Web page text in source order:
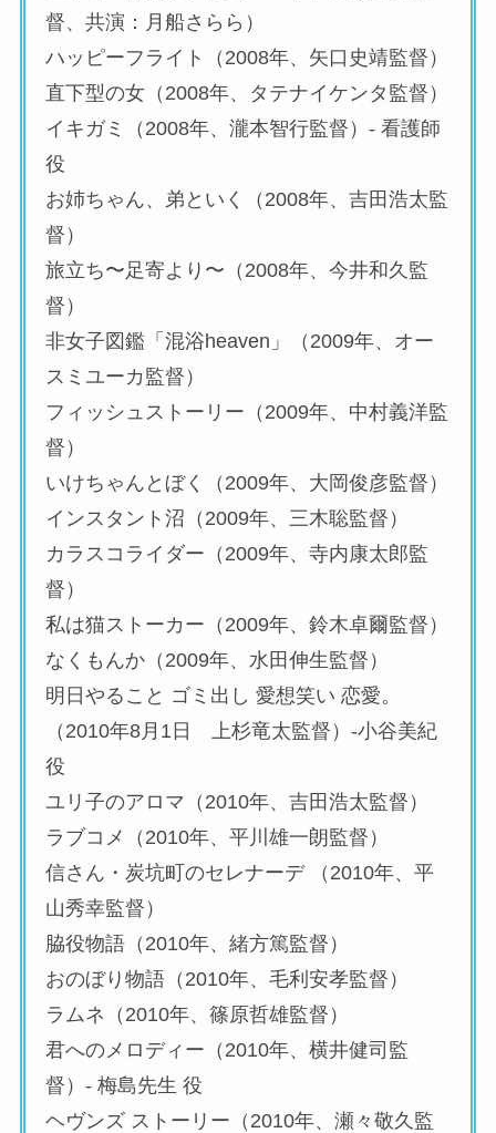
督、共演：月船さらら）
ハッピーフライト（2008年、矢口史靖監督）
直下型の女（2008年、タテナイケンタ監督）
イキガミ（2008年、瀧本智行監督）- 看護師
役
お姉ちゃん、弟といく（2008年、吉田浩太監
督）
旅立ち〜足寄より〜（2008年、今井和久監
督）
非女子図鑑「混浴heaven」（2009年、オー
スミユーカ監督）
フィッシュストーリー（2009年、中村義洋監
督）
いけちゃんとぼく（2009年、大岡俊彦監督）
インスタント沼（2009年、三木聡監督）
カラスコライダー（2009年、寺内康太郎監
督）
私は猫ストーカー（2009年、鈴木卓爾監督）
なくもんか（2009年、水田伸生監督）
明日やること ゴミ出し 愛想笑い 恋愛。
（2010年8月1日 上杉竜太監督）-小谷美紀
役
ユリ子のアロマ（2010年、吉田浩太監督）
ラブコメ（2010年、平川雄一朗監督）
信さん・炭坑町のセレナーデ （2010年、平
山秀幸監督）
脇役物語（2010年、緒方篤監督）
おのぼり物語（2010年、毛利安孝監督）
ラムネ（2010年、篠原哲雄監督）
君へのメロディー（2010年、横井健司監
督）- 梅島先生 役
ヘヴンズ ストーリー（2010年、瀬々敬久監